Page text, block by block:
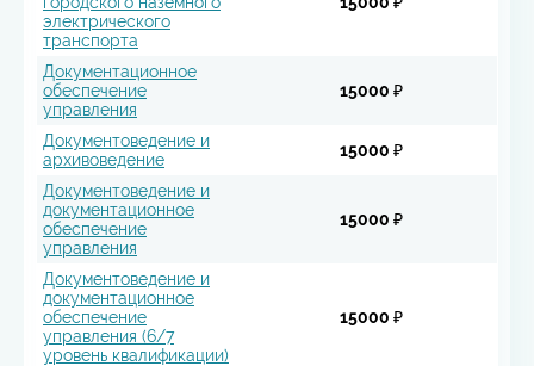
электрического
транспорта
Документационное
обеспечение
управления
15000 ₽
Документоведение и
архивоведение
15000 ₽
Документоведение и
документационное
обеспечение
управления
15000 ₽
Документоведение и
документационное
обеспечение
управления (6/7
уровень квалификации)
15000 ₽